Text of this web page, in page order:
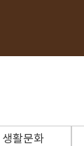
생활문화